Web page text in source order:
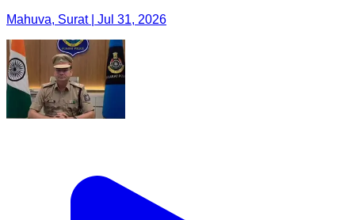
Mahuva, Surat | Jul 31, 2026